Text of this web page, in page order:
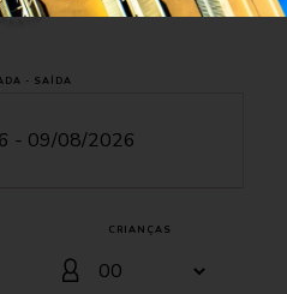
- SAÍDA
CRIANÇAS